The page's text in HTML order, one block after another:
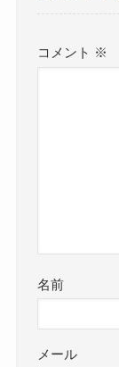
コメント ※
名前
メール